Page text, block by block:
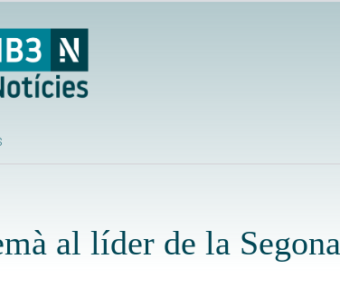
al líder de la Segona